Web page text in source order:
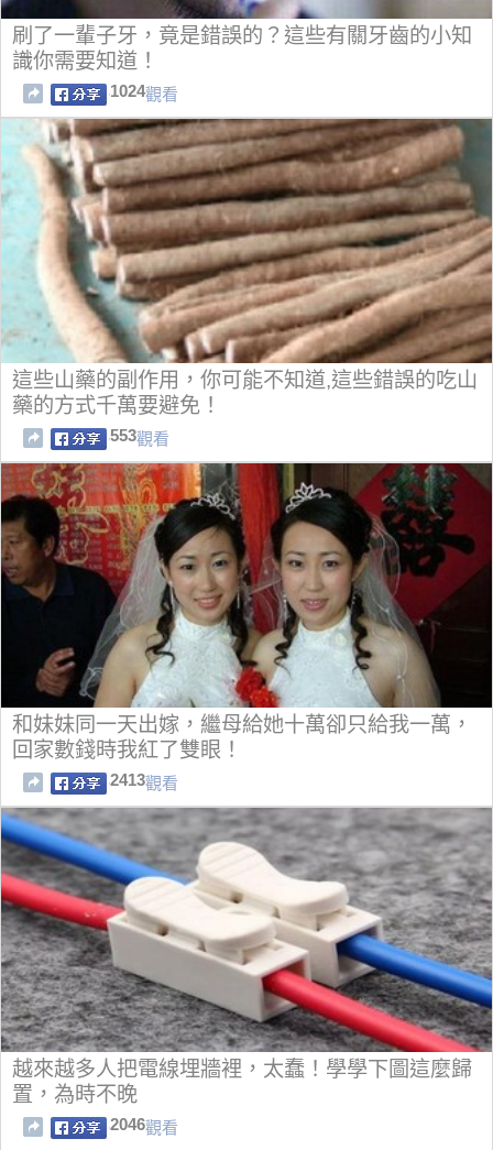
刷了一輩子牙，竟是錯誤的？這些有關牙齒的小知
識你需要知道！
1024觀看
這些山藥的副作用，你可能不知道,這些錯誤的吃山
藥的方式千萬要避免！
553觀看
和妹妹同一天出嫁，繼母給她十萬卻只給我一萬，
回家數錢時我紅了雙眼！
2413觀看
越來越多人把電線埋牆裡，太蠢！學學下圖這麼歸
置，為時不晚
2046觀看